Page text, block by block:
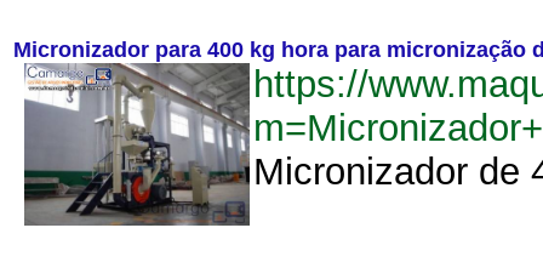
Micronizador para 400 kg hora para micronização
https://
Micronizador de